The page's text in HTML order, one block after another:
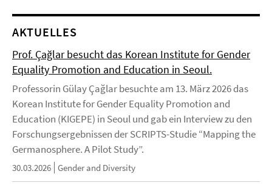
AKTUELLES
Prof. Çağlar besucht das Korean Institute for Gender
Equality Promotion and Education in Seoul.
Professorin Gülay Çağlar besuchte am 13. März 2026 das
Korean Institute for Gender Equality Promotion and
Education (KIGEPE) in Seoul und gab ein Interview zu den
Forschungsergebnissen der SCRIPTS-Studie “Mapping the
Germanosphere. A Pilot Study”.
30.03.2026 Gender and Diversity